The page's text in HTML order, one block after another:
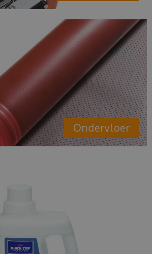
Ondervloer